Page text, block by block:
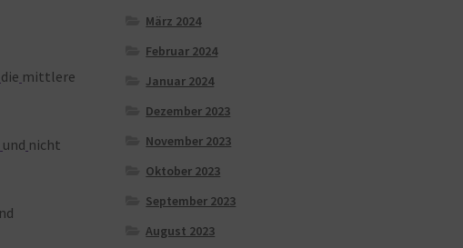
die mittlere
und nicht
März 2024
Februar 2024
Januar 2024
Dezember 2023
November 2023
Oktober 2023
September 2023
August 2023